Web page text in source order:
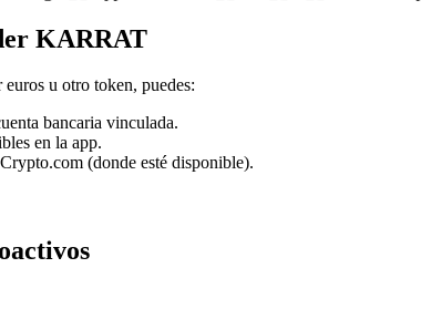
KARRAT
u otro token, puedes:
bancaria vinculada.
en la app.
(donde esté disponible).